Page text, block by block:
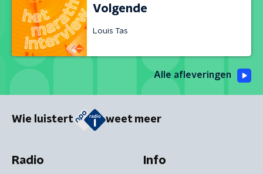
Volgende
Louis Tas
Alle afleveringen
Wie luistert weet meer
Radio Info